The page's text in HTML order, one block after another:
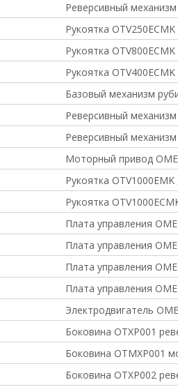
Реверсивный
Рукоятка
Рукоятка
Рукоятка
Базовый механизм
Реверсивный
Реверсивный
Моторный привод
Рукоятка
Рукоятка
Плата управления
Плата управления
Плата управления
Плата управления
Электродвигатель
Боковина OTXP001
Боковина OTMXP001
Боковина OTXP002